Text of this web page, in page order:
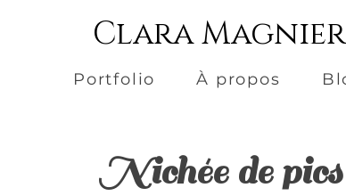
Clara Magnier
Portfolio À propos
Nichée de pics